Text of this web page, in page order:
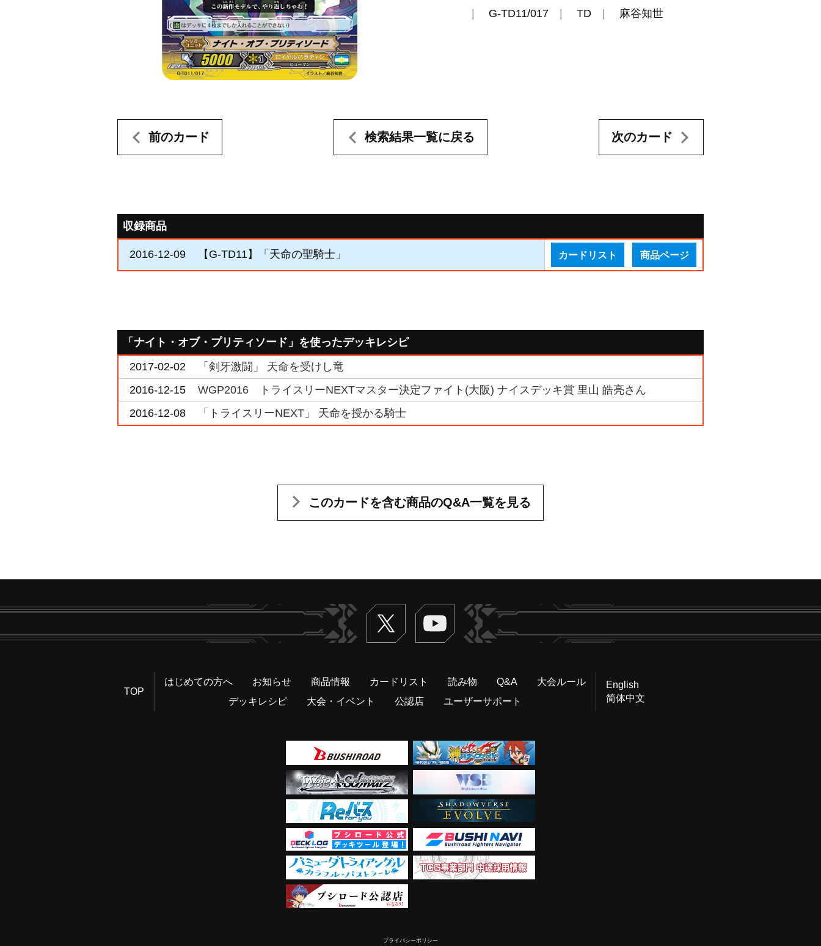
G-TD11/017 TD 麻谷知世
前のカード 検索結果一覧に戻る 次のカード
収録商品
2016-12-09 【G-TD11】「天命の聖騎士」 カードリスト 商品ページ
「ナイト・オブ・プリティソード」を使ったデッキレシピ
2017-02-02
「剣牙激闘」 天命を受けし竜
2016-12-15
WGP2016 トライスリーNEXTマスター決定ファイト(大阪) ナイスデッキ賞 里山 皓亮さん
2016-12-08
「トライスリーNEXT」 天命を授かる騎士
このカードを含む商品のQ&A一覧を見る
Twitter ヴァンガードch
TOP
はじめての方へ お知らせ 商品情報 カードリスト 読み物 Q&A
大会ルール
デッキレシピ
大会・イベント 公認店 ユーザーサポート
English
简体中文
プライバシーポリシー